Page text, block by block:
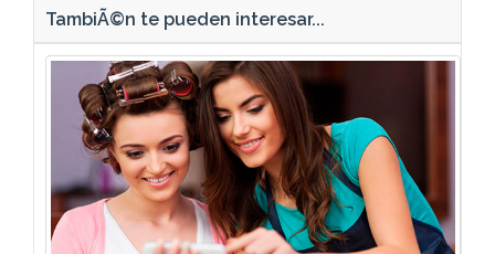
TambiÃ©n te pueden interesar...